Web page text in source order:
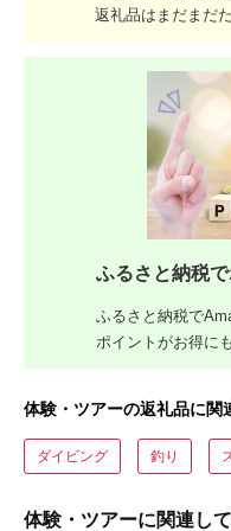
返礼品はまだまだ
ふるさと納税
ふるさと納税で
ポイントがお得に
体験・ツアーの返礼品に関
ダイビング 釣り
体験・ツアーに関連し